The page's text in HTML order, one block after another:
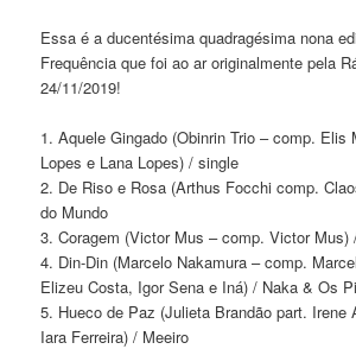
Essa é a ducentésima quadragésima nona
Frequência que foi ao ar originalmente pela
24/11/2019!
1. Aquele Gingado (Obinrin Trio – comp. Elis
Lopes e Lana Lopes) / single
2. De Riso e Rosa (Arthus Focchi comp.
do Mundo
3. Coragem (Victor Mus – comp. Victor Mus)
4. Din-Din (Marcelo Nakamura – comp.
Elizeu Costa, Igor Sena e Iná) / Naka & Os
5. Hueco de Paz (Julieta Brandão part. Irene
Iara Ferreira) / Meeiro